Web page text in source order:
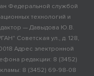
Федеральной службой
технологий и
— Давыдова Ю.В.
Советская ул., д. 128,
Адрес электронной
редакции: 8 (3452)
8 (3452) 69-98-08